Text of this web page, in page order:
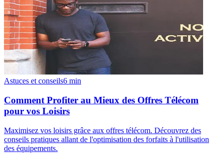
Astuces et conseils6 min
Comment Profiter au Mieux des Offres Télécom
pour vos Loisirs
Maximisez vos loisirs grâce aux offres télécom. Découvrez des
conseils pratiques allant de l'optimisation des forfaits à l'utilisation
des équipements.